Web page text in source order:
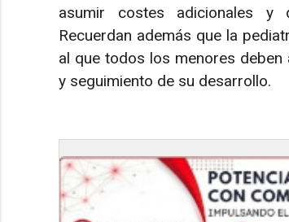
asumir costes adicionales y
Recuerdan además que la
al que todos los menores
y seguimiento de su desarrollo.